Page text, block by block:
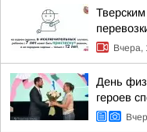
Вчера,
День
героев